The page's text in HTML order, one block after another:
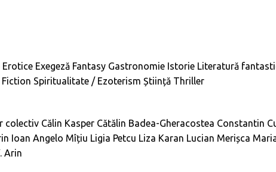
Erotice Exegeză Fantasy Gastronomie Istorie Literatură
Fiction Spiritualitate / Ezoterism Știință Thriller
colectiv Călin Kasper Cătălin Badea-Gheracostea Constantin
Ioan Angelo Mîțiu Ligia Petcu Liza Karan Lucian Merișca
Arin